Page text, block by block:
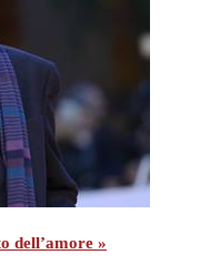
dell’amore »